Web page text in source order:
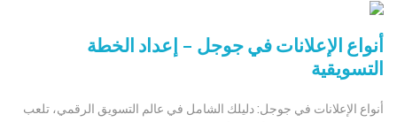
أنواع الإعلانات في جوجل – إعداد الخطة
التسويقية
أنواع الإعلانات في جوجل: دليلك الشامل في عالم التسويق الرقمي، تلعب